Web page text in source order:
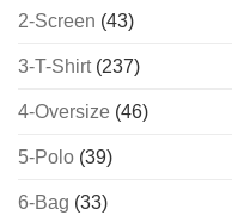
2-Screen (43)
3-T-Shirt(237)
4-Oversize (46)
5-Polo (39)
6-Bag (33)